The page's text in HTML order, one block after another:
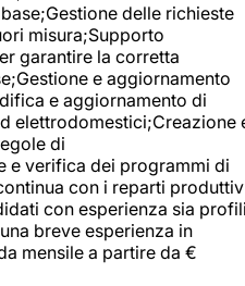
delle richieste
misura;Supporto
garantire la corretta
e aggiornamento
e aggiornamento di
elettrodomestici;Creazione
di
e verifica dei programmi di
con i reparti
con esperienza sia
breve esperienza in
mensile a partire da €